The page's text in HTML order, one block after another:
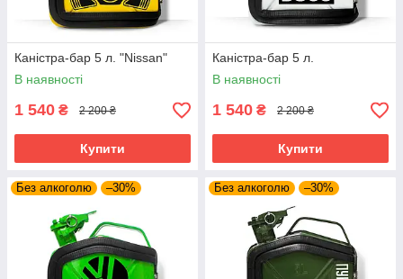
Каністра-бар 5 л. "Nissan"
В наявності
1 540 ₴ 2 200 ₴
Купити
Каністра-бар 5 л.
В наявності
1 540 ₴ 2 200 ₴
Купити
Без алкоголю –30% Без алкоголю –30%